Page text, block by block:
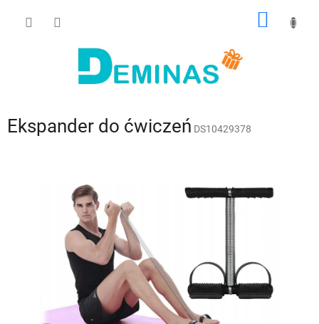
Ekspander do ćwiczeń DS10429378